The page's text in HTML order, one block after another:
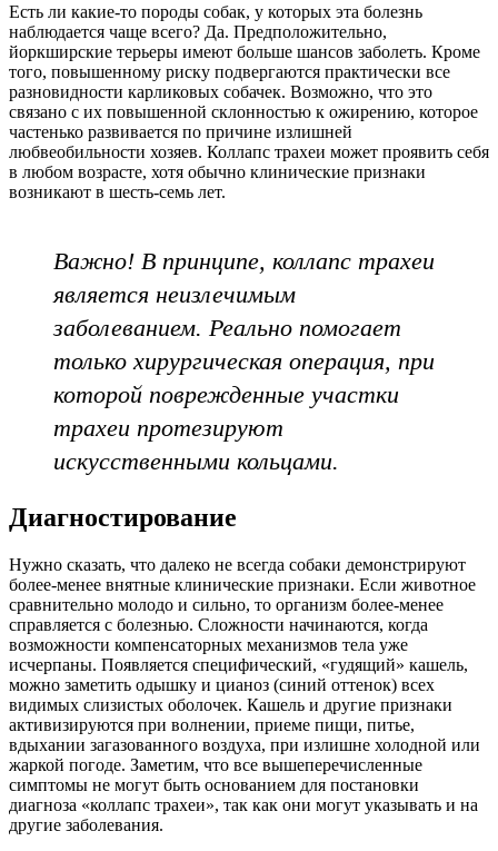
Есть ли какие-то породы собак, у которых эта болезнь
наблюдается чаще всего? Да. Предположительно,
йоркширские терьеры имеют больше шансов заболеть. Кроме
того, повышенному риску подвергаются практически все
разновидности карликовых собачек. Возможно, что это
связано с их повышенной склонностью к ожирению, которое
частенько развивается по причине излишней
любвеобильности хозяев. Коллапс трахеи может проявить себя
в любом возрасте, хотя обычно клинические признаки
возникают в шесть-семь лет.
Важно! В принципе, коллапс трахеи
является неизлечимым
заболеванием. Реально помогает
только хирургическая операция, при
которой поврежденные участки
трахеи протезируют
искусственными кольцами.
Диагностирование
Нужно сказать, что далеко не всегда собаки демонстрируют
более-менее внятные клинические признаки. Если животное
сравнительно молодо и сильно, то организм более-менее
справляется с болезнью. Сложности начинаются, когда
возможности компенсаторных механизмов тела уже
исчерпаны. Появляется специфический, «гудящий» кашель,
можно заметить одышку и цианоз (синий оттенок) всех
видимых слизистых оболочек. Кашель и другие признаки
активизируются при волнении, приеме пищи, питье,
вдыхании загазованного воздуха, при излишне холодной или
жаркой погоде. Заметим, что все вышеперечисленные
симптомы не могут быть основанием для постановки
диагноза «коллапс трахеи», так как они могут указывать и на
другие заболевания.